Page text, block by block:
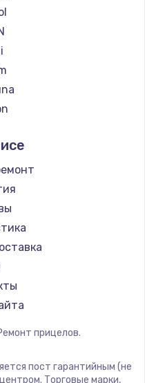
FLIR
Venox
Holosun
MAKdot
Hikmicro
IWT
NNPO
Taigan
Scope
ConoTech
Легат
Athlon
Vision
прицелов.
пост гарантийным (не
Торговые марки,